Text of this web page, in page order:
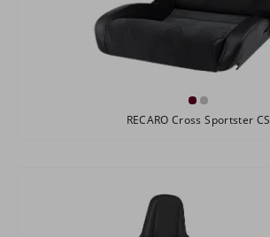
RECARO Cross Sportster CS